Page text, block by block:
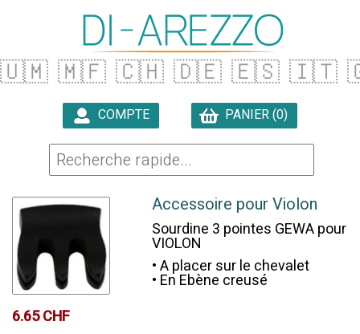
🇺🇲 🇲🇫 🇨🇭 🇩🇪 🇪🇸 🇮🇹
COMPTE PANIER (0)
6.65 CHF
Accessoire pour Violon
Sourdine 3 pointes GEWA pour
VIOLON
• A placer sur le chevalet
• En Ebène creusé